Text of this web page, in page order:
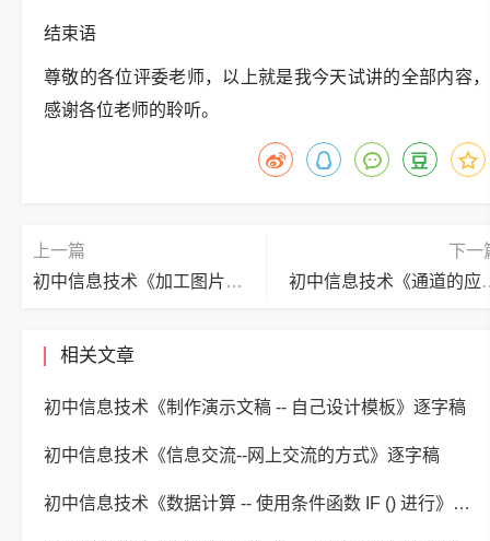
结束语
尊敬的各位评委老师，以上就是我今天试讲的全部内容，
感谢各位老师的聆听。
上一篇
初中信息技术《加工图片素材》逐字稿
下一
初中信息技
相关文章
初中信息技术《制作演示文稿 -- 自己设计模板》逐字稿
初中信息技术《信息交流--网上交流的方式》逐字稿
初中信息技术《数据计算 -- 使用条件函数 IF () 进行》逐字稿